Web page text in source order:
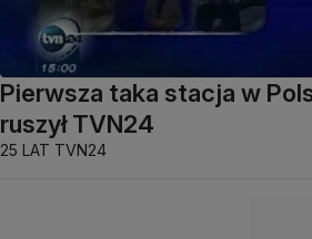
Pierwsza taka stacja w
ruszył TVN24
25 LAT TVN24